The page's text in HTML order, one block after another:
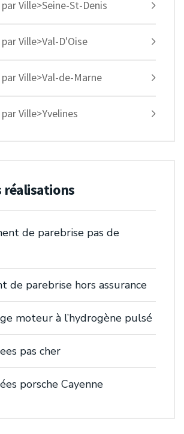
Ville>Seine-St-Denis
Ville>Val-D'Oise
Ville>Val-de-Marne
Ville>Yvelines
réalisations
de parebrise pas de
de parebrise hors assurance
moteur à l’hydrogène pulsé
pas cher
porsche Cayenne